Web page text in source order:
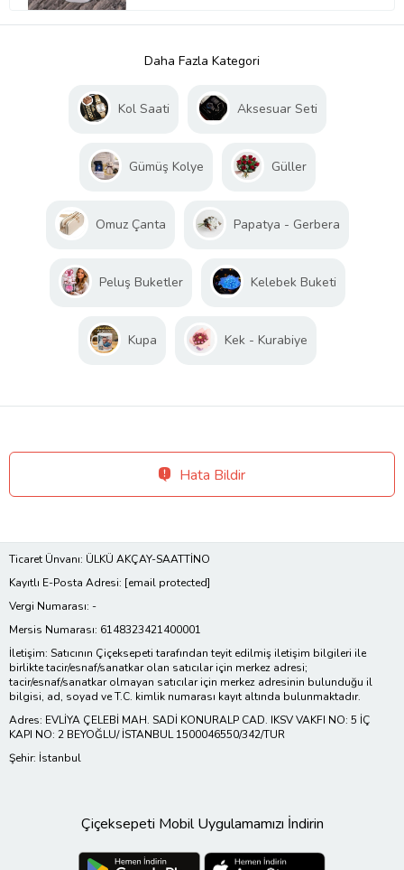
Daha Fazla Kategori
Kol Saati Aksesuar Seti
Gümüş Kolye Güller
Omuz Çanta Papatya - Gerbera
Peluş Buketler Kelebek Buketi
Kupa Kek - Kurabiye
Hata Bildir
Ticaret Ünvanı: ÜLKÜ AKÇAY-SAATTİNO
Kayıtlı E-Posta Adresi: [email protected]
Vergi Numarası: -
Mersis Numarası: 6148323421400001
İletişim: Satıcının Çiçeksepeti tarafından teyit edilmiş iletişim bilgileri ile
birlikte tacir/esnaf/sanatkar olan satıcılar için merkez adresi;
tacir/esnaf/sanatkar olmayan satıcılar için merkez adresinin bulunduğu il
bilgisi, ad, soyad ve T.C. kimlik numarası kayıt altında bulunmaktadır.
Adres: EVLİYA ÇELEBİ MAH. SADİ KONURALP CAD. IKSV VAKFI NO: 5 İÇ
KAPI NO: 2 BEYOĞLU/ İSTANBUL 1500046550/342/TUR
Şehir: İstanbul
Çiçeksepeti Mobil Uygulamamızı İndirin